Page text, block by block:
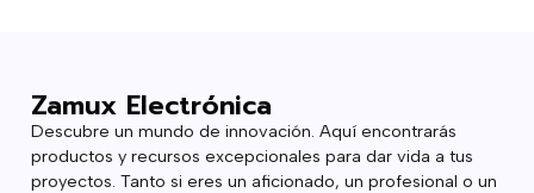
Zamux Electrónica
Descubre un mundo de innovación. Aquí encontrarás
productos y recursos excepcionales para dar vida a tus
proyectos. Tanto si eres un aficionado, un profesional o un